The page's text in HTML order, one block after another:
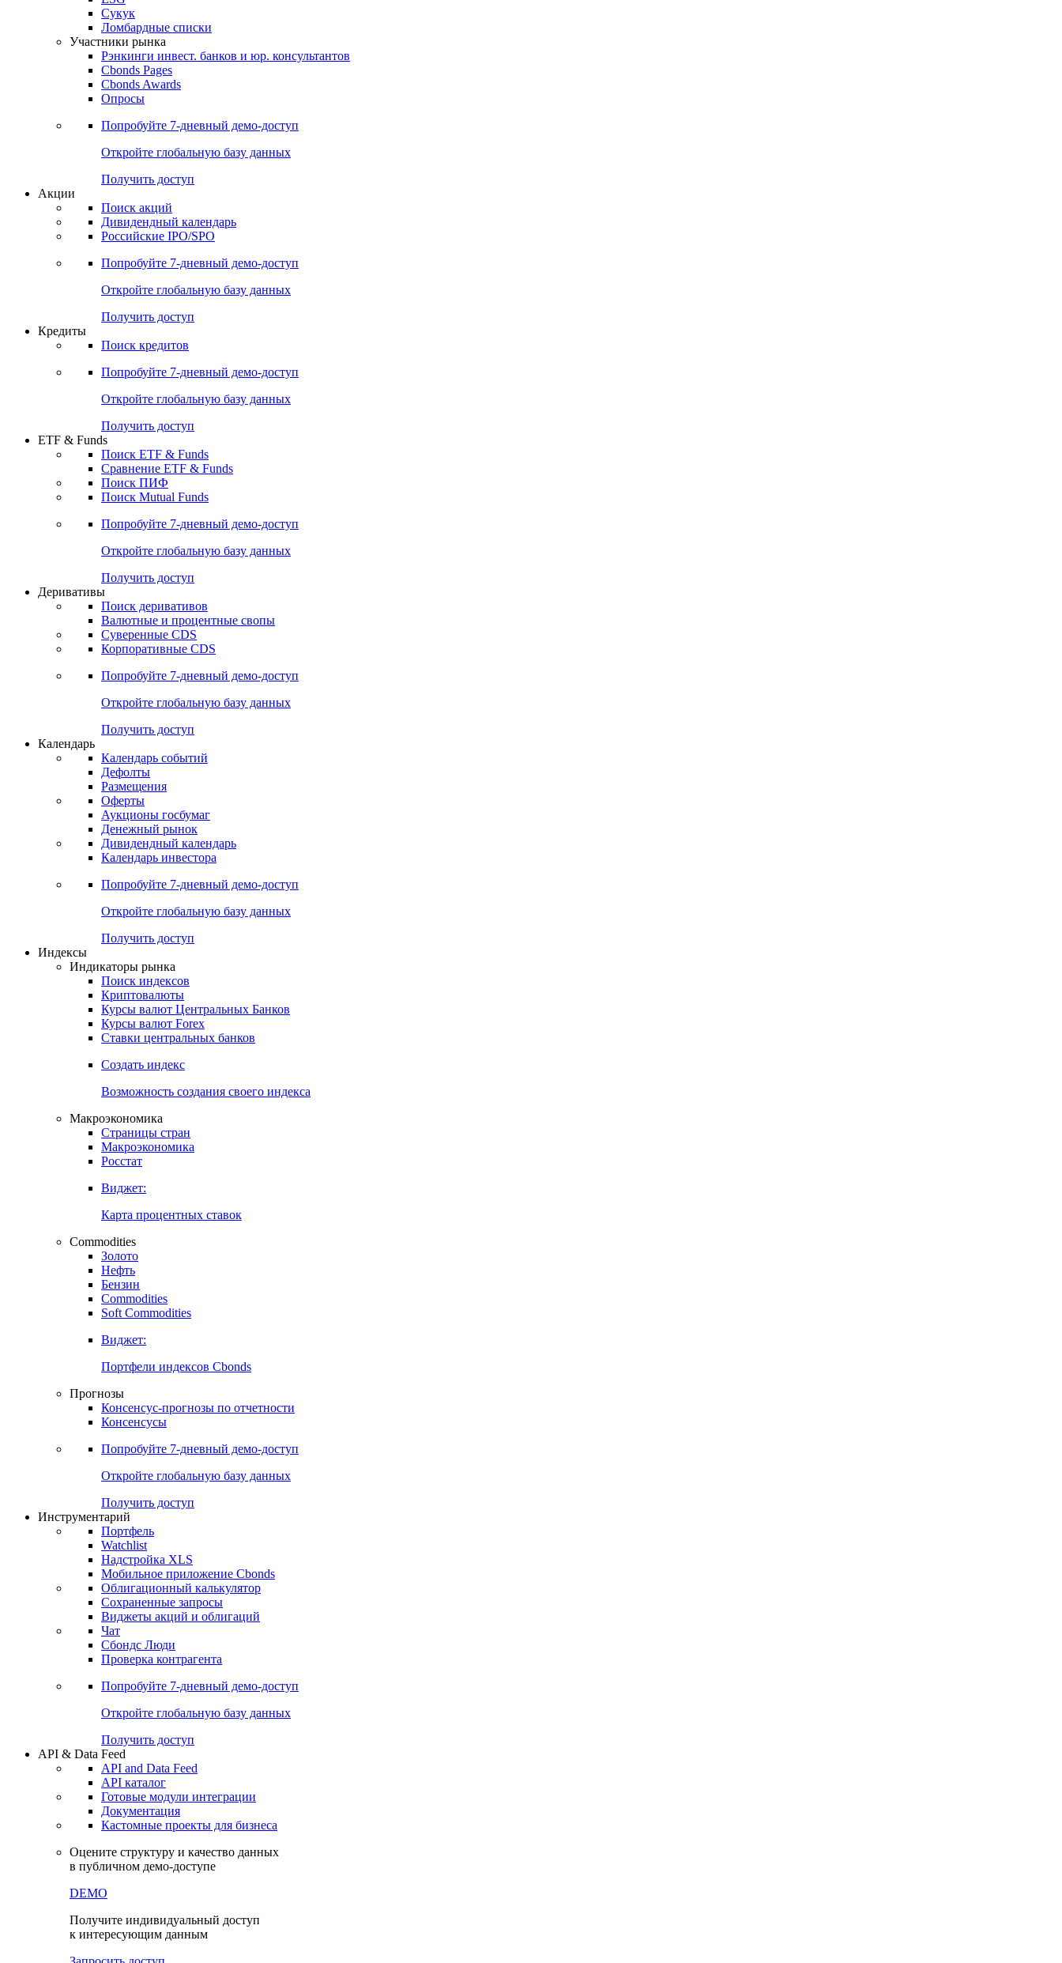
Сукук
Ломбардные списки
Участники рынка
Рэнкинги инвест. банков и юр. консультантов
Cbonds Pages
Cbonds Awards
Опросы
Попробуйте 7-дневный демо-доступ
Откройте глобальную базу данных
Получить доступ
Акции
Поиск акций
Дивидендный календарь
Российские IPO/SPO
Попробуйте 7-дневный демо-доступ
Откройте глобальную базу данных
Получить доступ
Кредиты
Поиск кредитов
Попробуйте 7-дневный демо-доступ
Откройте глобальную базу данных
Получить доступ
ETF & Funds
Поиск ETF & Funds
Сравнение ETF & Funds
Поиск ПИФ
Поиск Mutual Funds
Попробуйте 7-дневный демо-доступ
Откройте глобальную базу данных
Получить доступ
Деривативы
Поиск деривативов
Валютные и процентные свопы
Суверенные CDS
Корпоративные CDS
Попробуйте 7-дневный демо-доступ
Откройте глобальную базу данных
Получить доступ
Календарь
Календарь событий
Дефолты
Размещения
Оферты
Аукционы госбумаг
Денежный рынок
Дивидендный календарь
Календарь инвестора
Попробуйте 7-дневный демо-доступ
Откройте глобальную базу данных
Получить доступ
Индексы
Индикаторы рынка
Поиск индексов
Криптовалюты
Курсы валют Центральных Банков
Курсы валют Forex
Ставки центральных банков
Создать индекс
Возможность создания своего индекса
Макроэкономика
Страницы стран
Макроэкономика
Росстат
Виджет:
Карта процентных ставок
Commodities
Золото
Нефть
Бензин
Commodities
Soft Commodities
Виджет:
Портфели индексов Cbonds
Прогнозы
Консенсус-прогнозы по отчетности
Консенсусы
Попробуйте 7-дневный демо-доступ
Откройте глобальную базу данных
Получить доступ
Инструментарий
Портфель
Watchlist
Надстройка XLS
Мобильное приложение Cbonds
Облигационный калькулятор
Сохраненные запросы
Виджеты акций и облигаций
Чат
Сбондс Люди
Проверка контрагента
Попробуйте 7-дневный демо-доступ
Откройте глобальную базу данных
Получить доступ
API & Data Feed
API and Data Feed
API каталог
Готовые модули интеграции
Документация
Кастомные проекты для бизнеса
Оцените структуру и качество данных
в публичном демо-доступе
DEMO
Получите индивидуальный доступ
к интересующим данным